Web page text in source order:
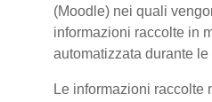
(Moodle) nei quali
informazioni raccolte in
automatizzata durante
Le informazioni raccolte